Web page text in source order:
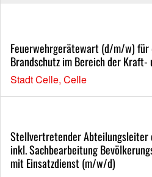
Feuerwehrgerätewart (d/m/w) für
Brandschutz im Bereich der
Stadt Celle, Celle
Stellvertretender Abteilungsleiter
inkl. Sachbearbeitung
mit Einsatzdienst (m/w/d)